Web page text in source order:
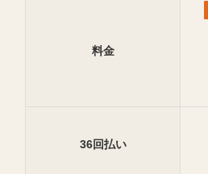
料金
36回払い